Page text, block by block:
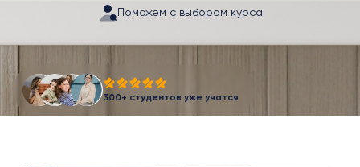
Поможем с выбором курса
300+ студентов уже учатся